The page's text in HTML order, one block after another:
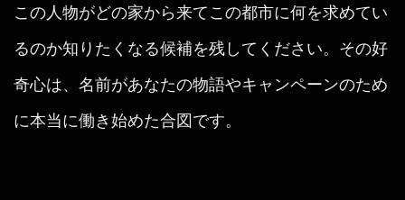
この人物がどの家から来てこの都市に何を求めてい
るのか知りたくなる候補を残してください。その好
奇心は、名前があなたの物語やキャンペーンのため
に本当に働き始めた合図です。